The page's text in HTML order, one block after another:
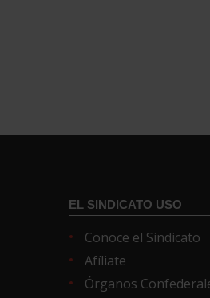
EL SINDICATO USO
Conoce el Sindicato
Afíliate
Órganos